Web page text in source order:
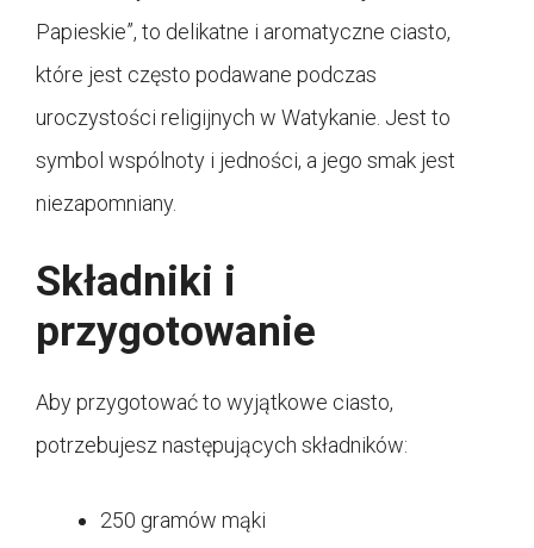
Papieskie”, to delikatne i aromatyczne ciasto,
które jest często podawane podczas
uroczystości religijnych w Watykanie. Jest to
symbol wspólnoty i jedności, a jego smak jest
niezapomniany.
Składniki i
przygotowanie
Aby przygotować to wyjątkowe ciasto,
potrzebujesz następujących składników:
250 gramów mąki